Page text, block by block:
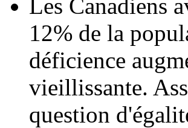
Les Canadiens
12% de la
déficience
vieillissante.
question